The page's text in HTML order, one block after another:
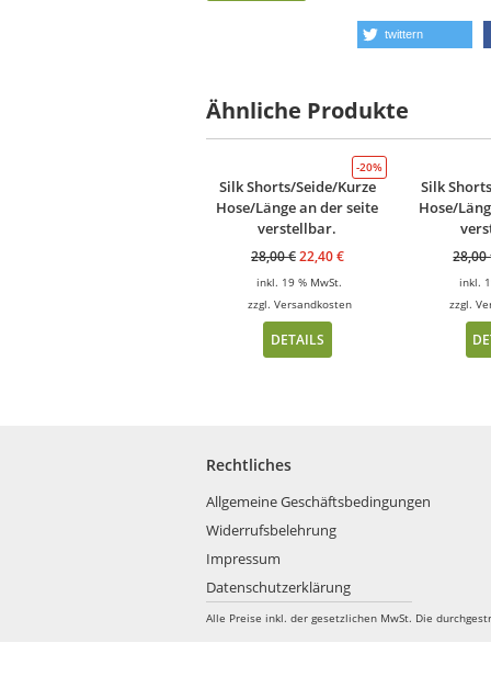
twittern
Ähnliche Produkte
-20%
Silk Shorts/Seide/Kurze
Hose/Länge an der seite
verstellbar.
28,00€22,40€
inkl. 19 % MwSt.
zzgl. Versandkosten
DETAILS
Silk
Hose/
28,00
inkl.
zzgl.
Rechtliches
Allgemeine Geschäftsbedingungen
Widerrufsbelehrung
Impressum
Datenschutzerklärung
Alle Preise inkl. der gesetzlichen MwSt. Die